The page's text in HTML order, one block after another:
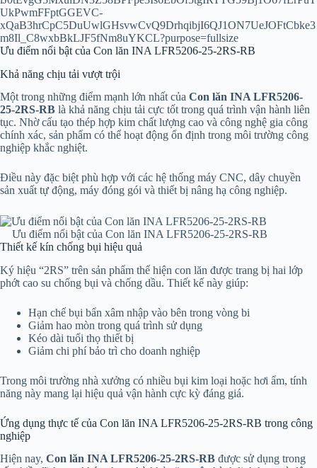
Ưu điểm nổi bật của Con lăn INA LFR5206-25-2RS-RB
Khả năng chịu tải vượt trội
Một trong những điểm mạnh lớn nhất của Con lăn INA LFR5206-
25-2RS-RB là khả năng chịu tải cực tốt trong quá trình vận hành liên
tục. Nhờ cấu tạo thép hợp kim chất lượng cao và công nghệ gia công
chính xác, sản phẩm có thể hoạt động ổn định trong môi trường công
nghiệp khắc nghiệt.
Điều này đặc biệt phù hợp với các hệ thống máy CNC, dây chuyền
sản xuất tự động, máy đóng gói và thiết bị nâng hạ công nghiệp.
Ưu điểm nổi bật của Con lăn INA LFR5206-25-2RS-RB
Thiết kế kín chống bụi hiệu quả
Ký hiệu “2RS” trên sản phẩm thể hiện con lăn được trang bị hai lớp
phớt cao su chống bụi và chống dầu. Thiết kế này giúp:
Hạn chế bụi bẩn xâm nhập vào bên trong vòng bi
Giảm hao mòn trong quá trình sử dụng
Kéo dài tuổi thọ thiết bị
Giảm chi phí bảo trì cho doanh nghiệp
Trong môi trường nhà xưởng có nhiều bụi kim loại hoặc hơi ẩm, tính
năng này mang lại hiệu quả vận hành cực kỳ đáng giá.
Ứng dụng thực tế của Con lăn INA LFR5206-25-2RS-RB trong công
nghiệp
Hiện nay, Con lăn INA LFR5206-25-2RS-RB được sử dụng trong